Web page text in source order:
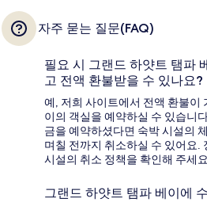
자주 묻는 질문(FAQ)
필요 시 그랜드 하얏트 탬파
고 전액 환불받을 수 있나요?
예, 저희 사이트에서 전액 환불이
이의 객실을 예약하실 수 있습니
금을 예약하셨다면 숙박 시설의
며칠 전까지 취소하실 수 있어요.
시설의 취소 정책을 확인해 주세
그랜드 하얏트 탬파 베이에